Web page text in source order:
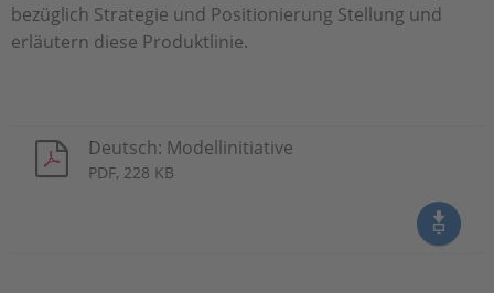
bezüglich Strategie und Positionierung Stellung und
erläutern diese Produktlinie.
Deutsch: Modellinitiative
PDF, 228 KB